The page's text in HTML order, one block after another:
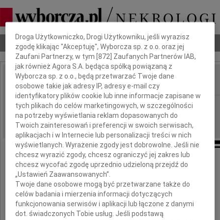
Nekrologi Odeszli Poradnik pogrzebowy
IMIĘ I NAZWISKO:
REGION: Rzeszów
DATA EMISJI: 13.09.2014
Ewie Łabno-Falęckiej
Dbamy o Twoją prywatność
Droga Użytkowniczko, Drogi Użytkowniku, jeśli wyrazisz
zgodę klikając "Akceptuję", Wyborcza sp. z o.o. oraz jej
Zaufani Partnerzy, w tym [872] Zaufanych Partnerów IAB,
jak również Agora S.A. będąca spółką powiązaną z
Wyborcza sp. z o.o., będą przetwarzać Twoje dane
osobowe takie jak adresy IP, adresy e-mail czy
identyfikatory plików cookie lub inne informacje zapisane w
tych plikach do celów marketingowych, w szczególności
na potrzeby wyświetlania reklam dopasowanych do
Twoich zainteresowań i preferencji w swoich serwisach,
aplikacjach i w Internecie lub personalizacji treści w nich
wyświetlanych. Wyrażenie zgody jest dobrowolne. Jeśli nie
chcesz wyrazić zgody, chcesz ograniczyć jej zakres lub
chcesz wycofać zgodę uprzednio udzieloną przejdź do
„Ustawień Zaawansowanych”.
Twoje dane osobowe mogą być przetwarzane także do
celów badania i mierzenia informacji dotyczących
funkcjonowania serwisów i aplikacji lub łączone z danymi
dot. świadczonych Tobie usług. Jeśli podstawą